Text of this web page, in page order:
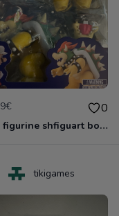
0
boite figurine shfiguart bower neuve
tikigames